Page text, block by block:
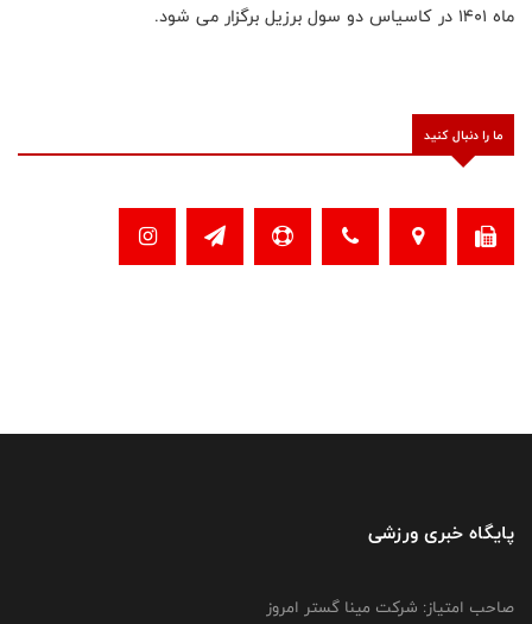
ماه ۱۴۰۱ در کاسیاس دو سول برزیل برگزار می شود.
ما را دنبال کنید
پایگاه خبری ورزشی
صاحب امتیاز: شرکت مینا گستر امروز